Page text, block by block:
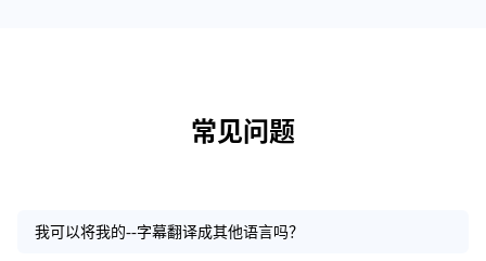
常见问题
我可以将我的--字幕翻译成其他语言吗？